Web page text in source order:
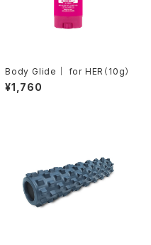
Body Glide｜ for HER（10g）
¥1,760